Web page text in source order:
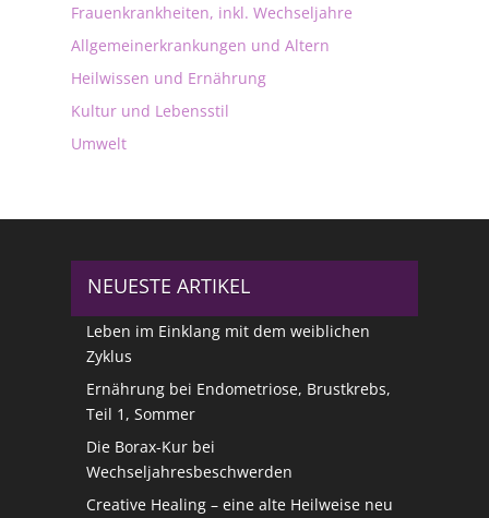
Frauenkrankheiten, inkl. Wechseljahre
Allgemeinerkrankungen und Altern
Heilwissen und Ernährung
Kultur und Lebensstil
Umwelt
NEUESTE ARTIKEL
Leben im Einklang mit dem weiblichen
Zyklus
Ernährung bei Endometriose, Brustkrebs,
Teil 1, Sommer
Die Borax-Kur bei
Wechseljahresbeschwerden
Creative Healing – eine alte Heilweise neu